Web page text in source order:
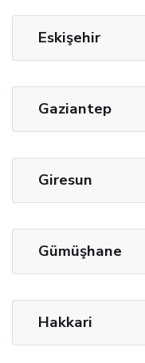
Eskişehir
Gaziantep
Giresun
Gümüşhane
Hakkari